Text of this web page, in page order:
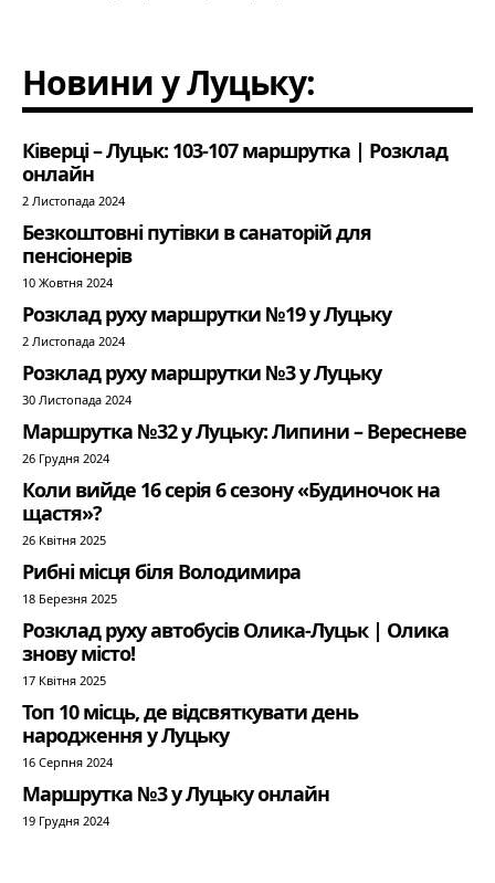
Новини у Луцьку:
Ківерці – Луцьк: 103-107 маршрутка | Розклад
онлайн
2 Листопада 2024
Безкоштовні путівки в санаторій для
пенсіонерів
10 Жовтня 2024
Розклад руху маршрутки №19 у Луцьку
2 Листопада 2024
Розклад руху маршрутки №3 у Луцьку
30 Листопада 2024
Маршрутка №32 у Луцьку: Липини – Вересневе
26 Грудня 2024
Коли вийде 16 серія 6 сезону «Будиночок на
щастя»?
26 Квітня 2025
Рибні місця біля Володимира
18 Березня 2025
Розклад руху автобусів Олика-Луцьк | Олика
знову місто!
17 Квітня 2025
Топ 10 місць, де відсвяткувати день
народження у Луцьку
16 Серпня 2024
Маршрутка №3 у Луцьку онлайн
19 Грудня 2024